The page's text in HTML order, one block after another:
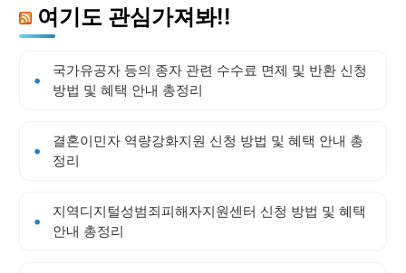
여기도 관심가져봐!!
국가유공자 등의 종자 관련 수수료 면제 및 반환 신청
방법 및 혜택 안내 총정리
결혼이민자 역량강화지원 신청 방법 및 혜택 안내 총
정리
지역디지털성범죄피해자지원센터 신청 방법 및 혜택
안내 총정리